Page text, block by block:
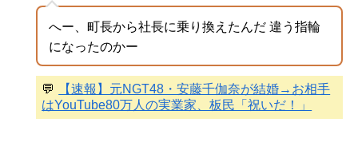
へー、町長から社長に乗り換えたんだ 違う指輪
になったのかー
💬
【速報】元NGT48・安藤千伽奈が結婚→お相手
はYouTube80万人の実業家、板民「祝いだ！」